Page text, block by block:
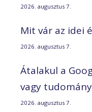
2026. augusztus 7.
Mit vár az idei
2026. augusztus 7.
Átalakul a
vagy
2026. augusztus 7.